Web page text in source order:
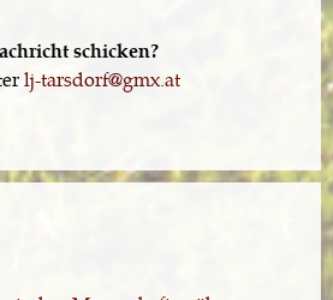
schicken?
lj-tarsdorf@gmx.at